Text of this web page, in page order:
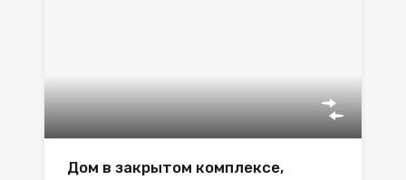
Дом в закрытом комплексе,